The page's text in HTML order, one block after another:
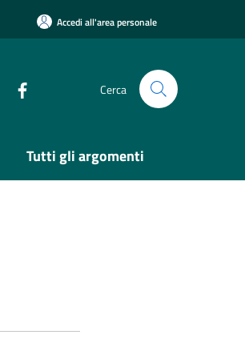
Accedi all'area personale
Cerca
Tutti gli argomenti